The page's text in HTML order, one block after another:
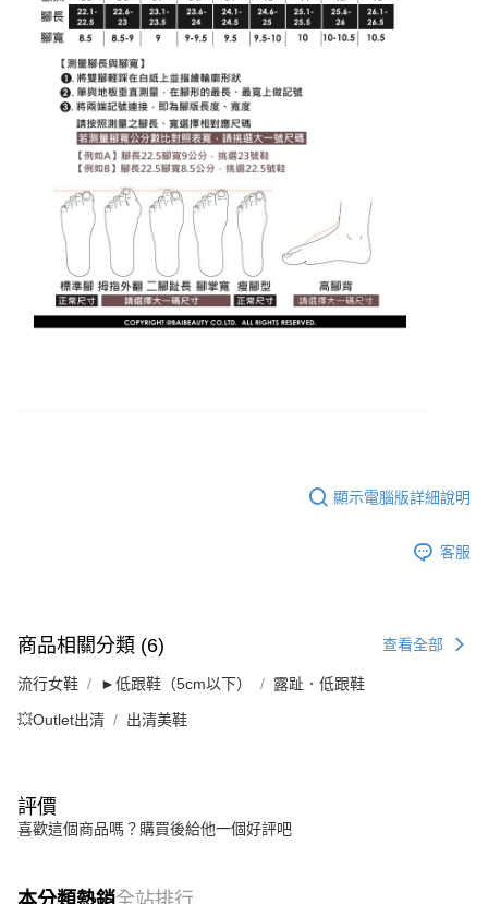
顯示電腦版詳細說明
客服
商品相關分類 (6) 查看全部
流行女鞋 ►低跟鞋（5cm以下） 露趾．低跟鞋
💥Outlet出清 出清美鞋
評價
喜歡這個商品嗎？購買後給他一個好評吧
本分類熱銷全站排行